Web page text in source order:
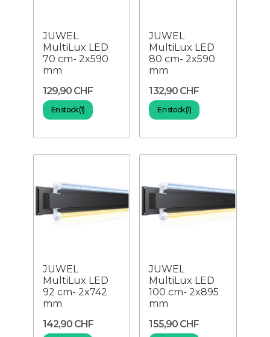
JUWEL
MultiLux LED
70 cm- 2x590
mm
129,90 CHF
En stock (1)
JUWEL
MultiLux LED
80 cm- 2x590
mm
132,90 CHF
En stock (1)
JUWEL
MultiLux LED
92 cm- 2x742
mm
142,90 CHF
JUWEL
MultiLux LED
100 cm- 2x895
mm
155,90 CHF